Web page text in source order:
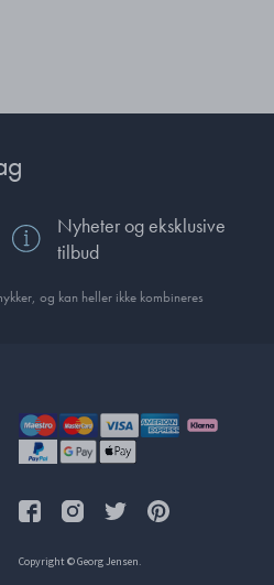
Nyheter og eksklusive
tilbud
og kan heller ikke kombineres
Copyright © Georg Jensen.